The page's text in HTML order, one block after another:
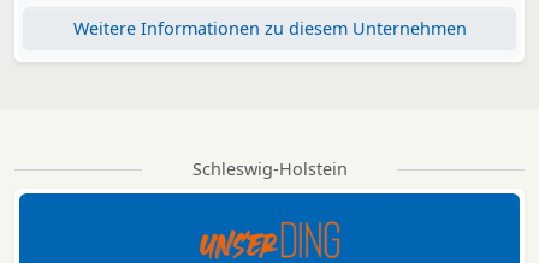
Weitere Informationen zu diesem Unternehmen
Schleswig-Holstein